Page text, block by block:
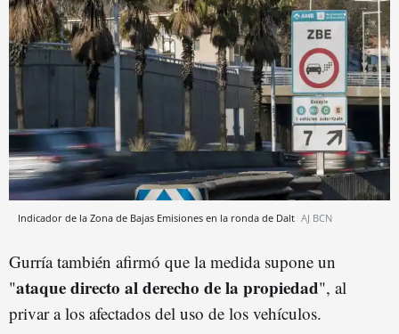
Indicador de la Zona de Bajas Emisiones en la ronda de Dalt AJ BCN
Gurría también afirmó que la medida supone un
"ataque directo al derecho de la propiedad", al
privar a los afectados del uso de los vehículos.